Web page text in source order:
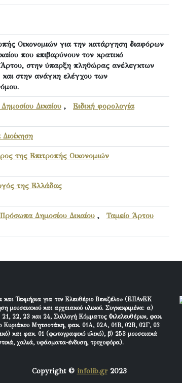
Οικονομιών για την κατάργηση διαφόρων
που επιβαρύνουν τον κρατικό
στην ύπαρξη πληθώρας ανέλεγκτων
στην ανάγκη ελέγχου των
Δικαίου , Ειδική φορολογία
της Επιτροπής Οικονομιών
της Ελλάδας
Δημοσίου Δικαίου , Ταμείο Άρτου
Τεκμήρια για τον Ελευθέριο Βενιζέλο» (ΕΠΑνΕΚ
μουσειακού και αρχειακού υλικού. Συγκεκριμένα: α)
21, 22, 23 και 24, Συλλογή Κόμματος Φιλελευθέρων, φακ.
Κυριάκου Μητσοτάκη, φακ. 01Α, 02Α, 01Β, 02Β, 02Γ, 03
και φακ. 01 (φωτογραφικό υλικό), β) 253 μουσειακά
χαλιά, υφάσματα-ένδυση, τροχοφόρα).
Copyright © infolib.gr2023